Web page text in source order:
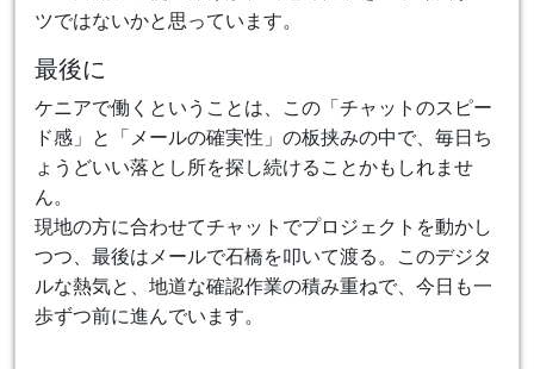
ツではないかと思っています。
最後に
ケニアで働くということは、この「チャットのスピー
ド感」と「メールの確実性」の板挟みの中で、毎日ち
ょうどいい落とし所を探し続けることかもしれませ
ん。
現地の方に合わせてチャットでプロジェクトを動かし
つつ、最後はメールで石橋を叩いて渡る。このデジタ
ルな熱気と、地道な確認作業の積み重ねで、今日も一
歩ずつ前に進んでいます。